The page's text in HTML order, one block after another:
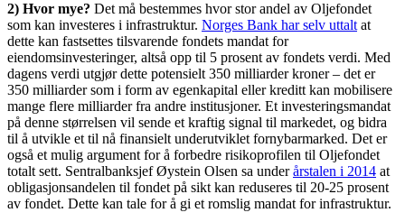
2) Hvor mye? Det må bestemmes hvor stor andel av Oljefondet
som kan investeres i infrastruktur. Norges Bank har selv uttalt at
dette kan fastsettes tilsvarende fondets mandat for
eiendomsinvesteringer, altså opp til 5 prosent av fondets verdi. Med
dagens verdi utgjør dette potensielt 350 milliarder kroner – det er
350 milliarder som i form av egenkapital eller kreditt kan mobilisere
mange flere milliarder fra andre institusjoner. Et investeringsmandat
på denne størrelsen vil sende et kraftig signal til markedet, og bidra
til å utvikle et til nå finansielt underutviklet fornybarmarked. Det er
også et mulig argument for å forbedre risikoprofilen til Oljefondet
totalt sett. Sentralbanksjef Øystein Olsen sa underårstalen i 2014 at
obligasjonsandelen til fondet på sikt kan reduseres til 20-25 prosent
av fondet. Dette kan tale for å gi et romslig mandat for infrastruktur.